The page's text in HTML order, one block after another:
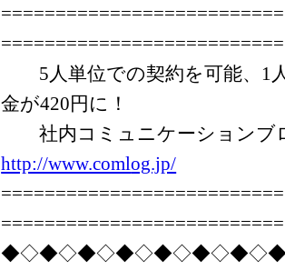
===============
===============
5人単位での契約を可能、1
金が420円に！
社内コミュニケーションブ
http://www.comlog.jp/
===============
===============